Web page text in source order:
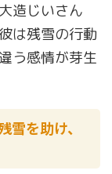
造じいさん
は残雪の行動
う感情が芽生
を助け、